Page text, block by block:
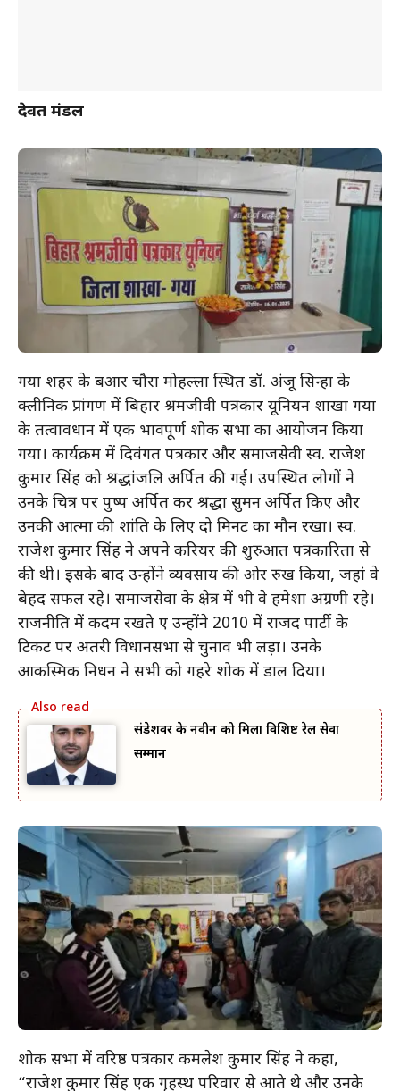
देवब्रत मंडल
गया शहर के बहुआर चौरा मोहल्ला स्थित डॉ. अंजू सिन्हा के
क्लीनिक प्रांगण में बिहार श्रमजीवी पत्रकार यूनियन शाखा गया
के तत्वावधान में एक भावपूर्ण शोक सभा का आयोजन किया
गया। कार्यक्रम में दिवंगत पत्रकार और समाजसेवी स्व. राजेश
कुमार सिंह को श्रद्धांजलि अर्पित की गई। उपस्थित लोगों ने
उनके चित्र पर पुष्प अर्पित कर श्रद्धा सुमन अर्पित किए और
उनकी आत्मा की शांति के लिए दो मिनट का मौन रखा। स्व.
राजेश कुमार सिंह ने अपने करियर की शुरुआत पत्रकारिता से
की थी। इसके बाद उन्होंने व्यवसाय की ओर रुख किया, जहां वे
बेहद सफल रहे। समाजसेवा के क्षेत्र में भी वे हमेशा अग्रणी रहे।
राजनीति में कदम रखते हुए उन्होंने 2010 में राजद पार्टी के
टिकट पर अतरी विधानसभा से चुनाव भी लड़ा। उनके
आकस्मिक निधन ने सभी को गहरे शोक में डाल दिया।
संडेशवर के नवीन को मिला विशिष्ट रेल सेवा
सम्मान
शोक सभा में वरिष्ठ पत्रकार कमलेश कुमार सिंह ने कहा,
“राजेश कुमार सिंह एक गृहस्थ परिवार से आते थे और उनके